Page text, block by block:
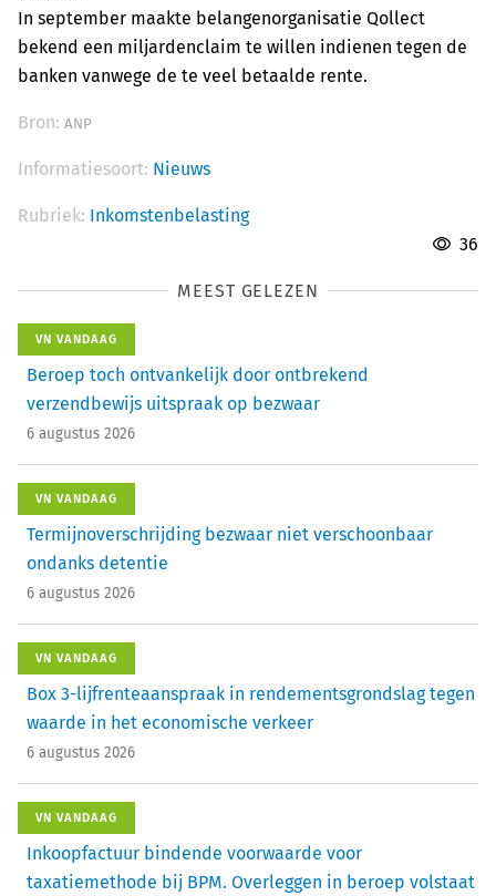
In september maakte belangenorganisatie Qollect
bekend een miljardenclaim te willen indienen tegen de
banken vanwege de te veel betaalde rente.
Bron: ANP
Informatiesoort: Nieuws
Rubriek: Inkomstenbelasting
36
MEEST GELEZEN
VN VANDAAG
Beroep toch ontvankelijk door ontbrekend
verzendbewijs uitspraak op bezwaar
6 augustus 2026
VN VANDAAG
Termijnoverschrijding bezwaar niet verschoonbaar
ondanks detentie
6 augustus 2026
VN VANDAAG
Box 3-lijfrenteaanspraak in rendementsgrondslag tegen
waarde in het economische verkeer
6 augustus 2026
VN VANDAAG
Inkoopfactuur bindende voorwaarde voor
taxatiemethode bij BPM. Overleggen in beroep volstaat